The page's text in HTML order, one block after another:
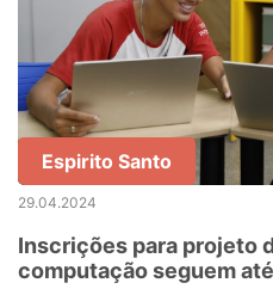
Espirito Santo
29.04.2024
Inscrições para projeto
computação seguem